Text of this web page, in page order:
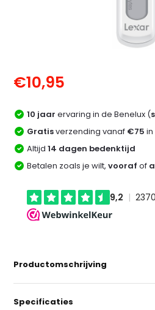
€10,95
10 jaar ervaring in de Benelux (
Gratisverzending vanaf €75 in
Altijd14 dagen bedenktijd
Betalen zoals je wilt,vooraf of
Productomschrijving
Specificaties